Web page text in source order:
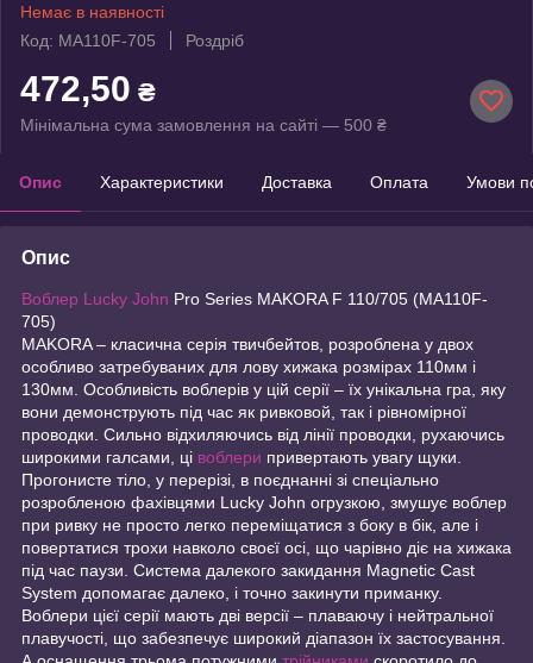
Немає в наявності
Код: MA110F-705
Роздріб
472,50 ₴
Мінімальна сума замовлення на сайті — 500 ₴
Опис Характеристики Доставка Оплата Умови
Опис
Воблер Lucky John Pro Series MAKORA F 110/705 (MA110F-
705)
MAKORA – класична серія твичбейтов, розроблена у двох
особливо затребуваних для лову хижака розмірах 110мм і
130мм. Особливість воблерів у цій серії – їх унікальна гра, яку
вони демонструють під час як ривковой, так і рівномірної
проводки. Сильно відхиляючись від лінії проводки, рухаючись
широкими галсами, ці воблери привертають увагу щуки.
Прогонисте тіло, у перерізі, в поєднанні зі спеціально
розробленою фахівцями Lucky John огрузкою, змушує воблер
при ривку не просто легко переміщатися з боку в бік, але і
повертатися трохи навколо своєї осі, що чарівно діє на хижака
під час паузи. Система далекого закидання Magnetic Cast
System допомагає далеко, і точно закинути приманку.
Воблери цієї серії мають дві версії – плаваючу і нейтральної
плавучості, що забезпечує широкий діапазон їх застосування.